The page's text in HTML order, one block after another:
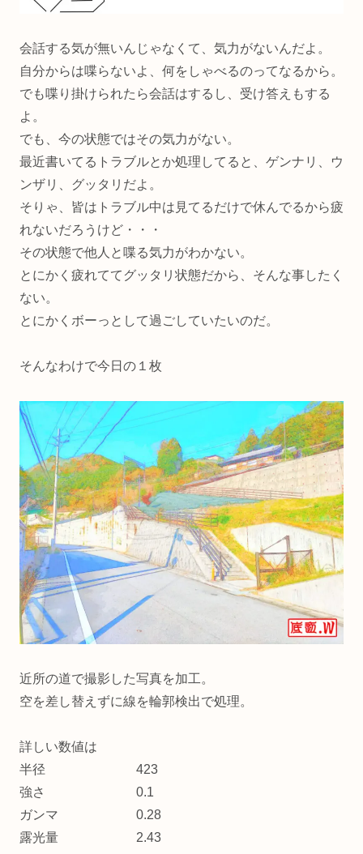
会話する気が無いんじゃなくて、気力がないんだよ。
自分からは喋らないよ、何をしゃべるのってなるから。
でも喋り掛けられたら会話はするし、受け答えもする
よ。
でも、今の状態ではその気力がない。
最近書いてるトラブルとか処理してると、ゲンナリ、ウ
ンザリ、グッタリだよ。
そりゃ、皆はトラブル中は見てるだけで休んでるから疲
れないだろうけど・・・
その状態で他人と喋る気力がわかない。
とにかく疲れててグッタリ状態だから、そんな事したく
ない。
とにかくボーっとして過ごしていたいのだ。
そんなわけで今日の１枚
近所の道で撮影した写真を加工。
空を差し替えずに線を輪郭検出で処理。
詳しい数値は
半径 423
強さ 0.1
ガンマ 0.28
露光量 2.43